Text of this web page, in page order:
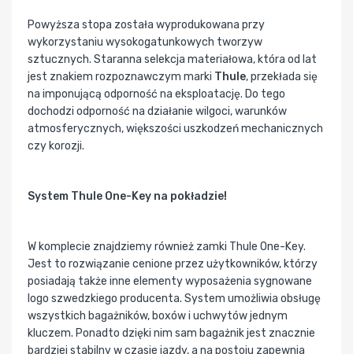
Powyższa stopa została wyprodukowana przy
wykorzystaniu wysokogatunkowych tworzyw
sztucznych. Staranna selekcja materiałowa, która od lat
jest znakiem rozpoznawczym marki Thule, przekłada się
na imponującą odporność na eksploatację. Do tego
dochodzi odporność na działanie wilgoci, warunków
atmosferycznych, większości uszkodzeń mechanicznych
czy korozji.
System Thule One-Key na pokładzie!
W komplecie znajdziemy również zamki Thule One-Key.
Jest to rozwiązanie cenione przez użytkowników, którzy
posiadają także inne elementy wyposażenia sygnowane
logo szwedzkiego producenta. System umożliwia obsługę
wszystkich bagażników, boxów i uchwytów jednym
kluczem. Ponadto dzięki nim sam bagażnik jest znacznie
bardziej stabilny w czasie jazdy, a na postoju zapewnia